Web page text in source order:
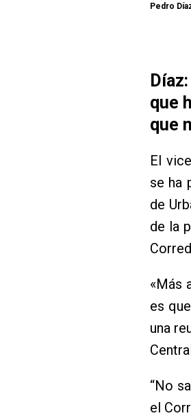
Pedro
que
que
El
se ha
de
de la
«Más
es
una
“No
el